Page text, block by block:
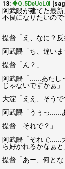
13: ◆Q.5DeUcL0I
阿武隈が建てた最新
不良になりたいの
提督「え、なに？反
阿武隈「ち、違い
提督「ん？」
阿武隈「......あたし
じゃないですかぁ」
大淀「ええ、そうで
阿武隈「うぅっ......
提督「それで？」
阿武隈「それで......
ら好かれるかなぁと
提督「あー、何とな